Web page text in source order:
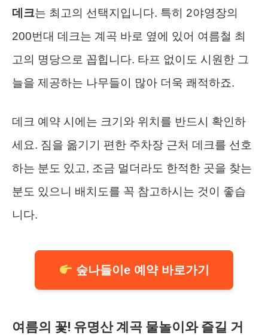
데크는 최고의 선택지입니다. 특히 2야영장의
200번대 데크는 계곡 바로 옆에 있어 여름철 최
고의 명당으로 꼽힙니다. 타프 없이도 시원한 그
늘을 제공하는 나무들이 많아 더욱 쾌적하죠.
데크 예약 시에는 크기와 위치를 반드시 확인하
세요. 짐을 옮기기 편한 주차장 근처 데크를 선호
하는 분도 있고, 조금 멀더라도 한적한 곳을 찾는
분도 있으니 배치도를 꼭 참고하시는 것이 좋습
니다.
숲나들이e 예약 바로가기
여름의 꽃! 유명산 계곡 물놀이와 즐길 거